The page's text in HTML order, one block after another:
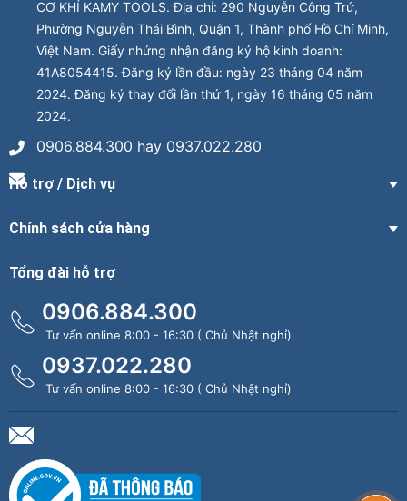
CƠ KHÍ KAMY TOOLS. Địa chỉ: 290 Nguyễn Công Trứ,
Phường Nguyễn Thái Bình, Quận 1, Thành phố Hồ Chí Minh,
Việt Nam. Giấy nhứng nhận đăng ký hộ kinh doanh:
41A8054415. Đăng ký lần đầu: ngày 23 tháng 04 năm
2024. Đăng ký thay đổi lần thứ 1, ngày 16 tháng 05 năm
2024.
0906.884.300 hay 0937.022.280
Hỗ trợ / Dịch vụ
Chính sách cửa hàng
Tổng đài hỗ trợ
0906.884.300
Tư vấn online 8:00 - 16:30 ( Chủ Nhật nghỉ)
0937.022.280
Tư vấn online 8:00 - 16:30 ( Chủ Nhật nghỉ)